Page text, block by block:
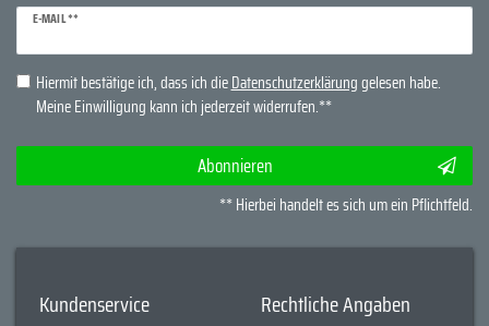
E-MAIL **
Newsletter
Honig
Hiermit bestätige ich, dass ich dieDaten­schutz­erklärunggelesen habe.
Meine Einwilligung kann ich jederzeit widerrufen.**
Abonnieren
** Hierbei handelt es sich um ein Pflichtfeld.
Kundenservice Rechtliche Angaben